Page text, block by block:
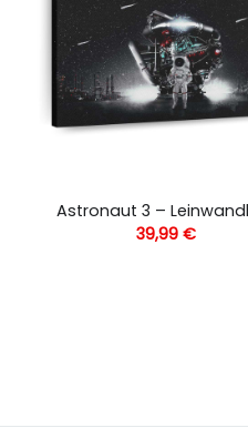
Astronaut 3 –
39,99 €